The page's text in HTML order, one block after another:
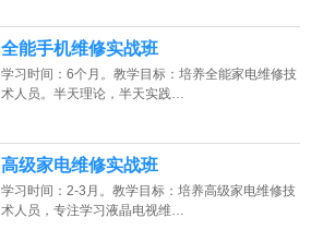
全能手机维修实战班
学习时间：6个月。教学目标：培养全能家电维修技
术人员。半天理论，半天实践…
高级家电维修实战班
学习时间：2-3月。教学目标：培养高级家电维修技
术人员，专注学习液晶电视维…